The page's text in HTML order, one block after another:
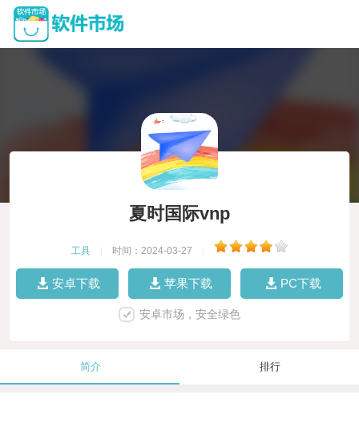
夏时国际vnp
工具 时间：2024-03-27
安卓下载 苹果下载 PC下载
安卓市场，安全绿色
简介 排行